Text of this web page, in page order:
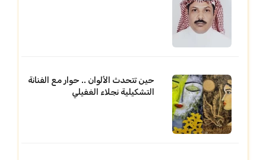
حين تتحدث الألوان .. حوار مع الفنانة
التشكيلية نجلاء الغفيلي